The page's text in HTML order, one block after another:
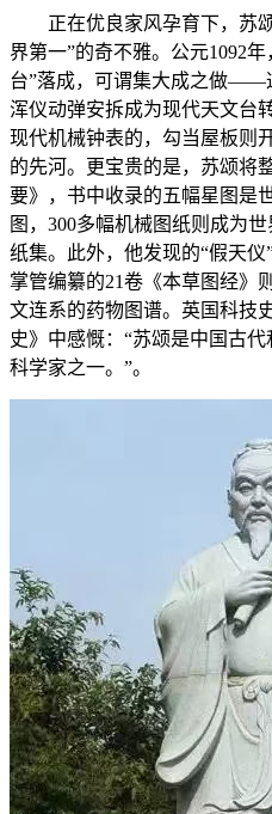
正在优良家风孕育下，苏颂
界第一”的奇不雅。公元1092
台”落成，可谓集大成之做——
浑仪动弹安拆成为现代天文台
现代机械钟表的，勾当屋板则
的先河。更宝贵的是，苏颂将
要》，书中收录的五幅星图是
图，300多幅机械图纸则成为
纸集。此外，他发现的“假天仪
掌管编纂的21卷《本草图经》
文连系的药物图谱。英国科技
史》中感慨：“苏颂是中国古
科学家之一。”。